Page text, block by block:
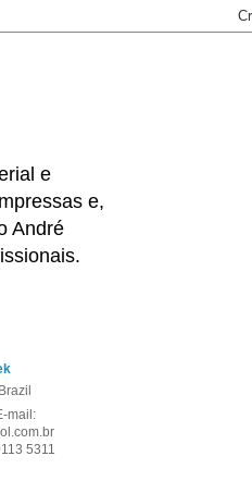
e
e,
André
mail:
5311